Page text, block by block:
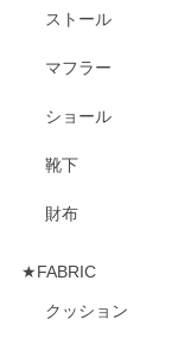
ストール
マフラー
ショール
靴下
財布
★FABRIC
クッション